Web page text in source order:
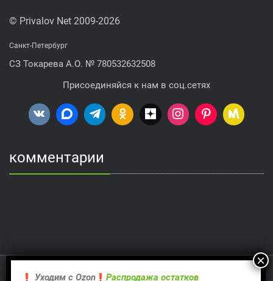
© Privalov Net 2009-2026
Санкт-Петербург
СЗ Токарева А.О. № 780532632508
Присоединяйся к нам в соц.сетях
комментарии
Proudly powered by WordPress| Theme:Ramboby Webriti
Уходим с Оzon Распродажа остатков